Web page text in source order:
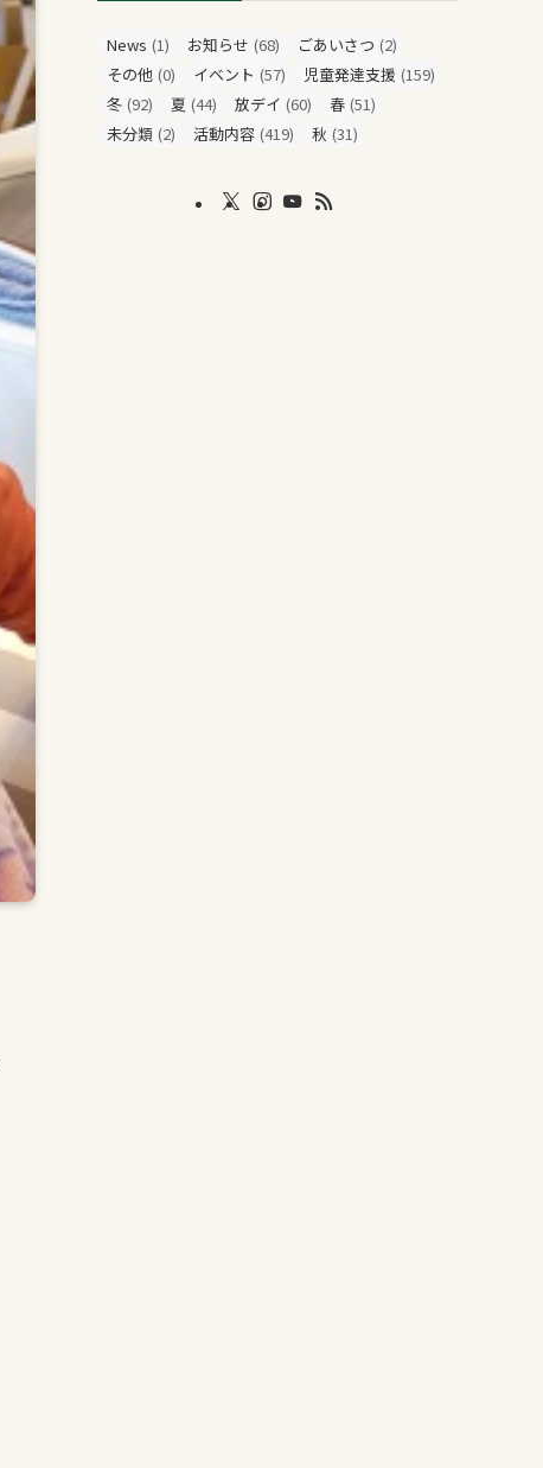
News (1) お知らせ (68) ごあいさつ (2)
その他 (0) イベント (57) 児童発達支援 (159)
冬 (92) 夏 (44) 放デイ (60) 春 (51)
未分類 (2) 活動内容 (419) 秋 (31)